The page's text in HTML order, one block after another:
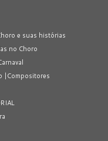
e suas histórias
no Choro
|Compositores